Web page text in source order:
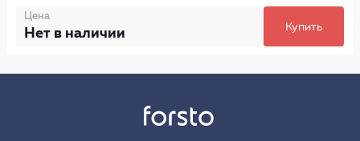
Цена
Нет в наличии Купить